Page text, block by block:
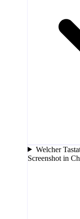
Welcher
Screenshot in